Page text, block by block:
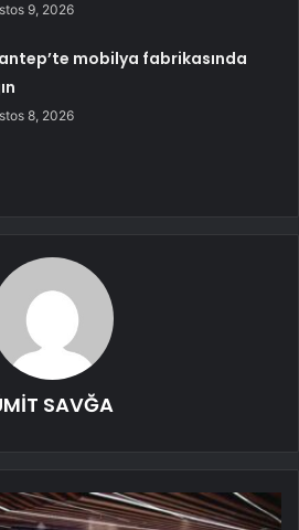
9, 2026
mobilya fabrikasında
8, 2026
SAVĞA